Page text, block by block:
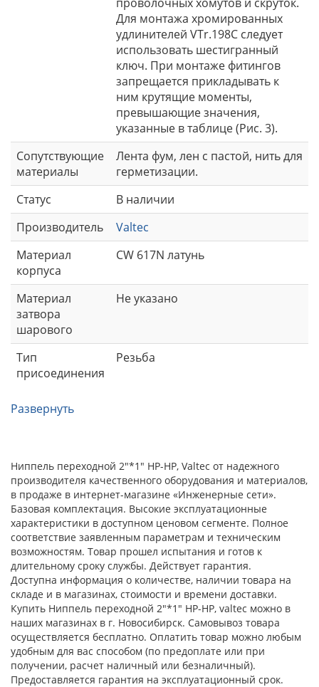
Для монтажа хромированных
удлинителей VTr.198C следует
использовать шестигранный
ключ. При монтаже фитингов
запрещается прикладывать к
ним крутящие моменты,
превышающие значения,
указанные в таблице (Рис. 3).
Сопутствующие
материалы
Лента фум, лен с пастой, нить для
герметизации.
Статус
В наличии
Производитель
Valtec
Материал
корпуса
CW 617N латунь
Материал
затвора
шарового
Не указано
Тип
присоединения
Резьба
Развернуть
Ниппель переходной 2"*1" НР-НР, Valtec от надежного
производителя качественного оборудования и материалов,
в продаже в интернет-магазине «Инженерные сети».
Базовая комплектация. Высокие эксплуатационные
характеристики в доступном ценовом сегменте. Полное
соответствие заявленным параметрам и техническим
возможностям. Товар прошел испытания и готов к
длительному сроку службы. Действует гарантия.
Доступна информация о количестве, наличии товара на
складе и в магазинах, стоимости и времени доставки.
Купить Ниппель переходной 2"*1" НР-НР, valtec можно в
наших магазинах в г. Новосибирск. Самовывоз товара
осуществляется бесплатно. Оплатить товар можно любым
удобным для вас способом (по предоплате или при
получении, расчет наличный или безналичный).
Предоставляется гарантия на эксплуатационный срок.